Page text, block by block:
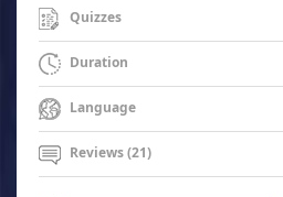
Quizzes
Duration
Language
Reviews (21)